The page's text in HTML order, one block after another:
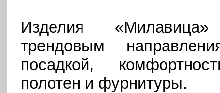
Изделия «Милавица»
трендовым
посадкой,
полотен и фурнитуры.